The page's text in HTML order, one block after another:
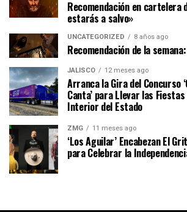
Recomendación en cartelera
estarás a salvo»
UNCATEGORIZED 8 años ago
Recomendación de la
JALISCO 12 meses ago
Arranca la Gira del Concurso
Canta’ para Llevar las
Interior del Estado
ZMG 11 meses ago
‘Los Aguilar’ Encabezan El
para Celebrar la